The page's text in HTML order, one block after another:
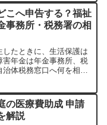
こへ申告する？福祉
事務所・税務署の相
したときに、生活保護は
害年金は年金事務所、税
治体税務窓口へ何を相談
の医療費助成 申請
解説